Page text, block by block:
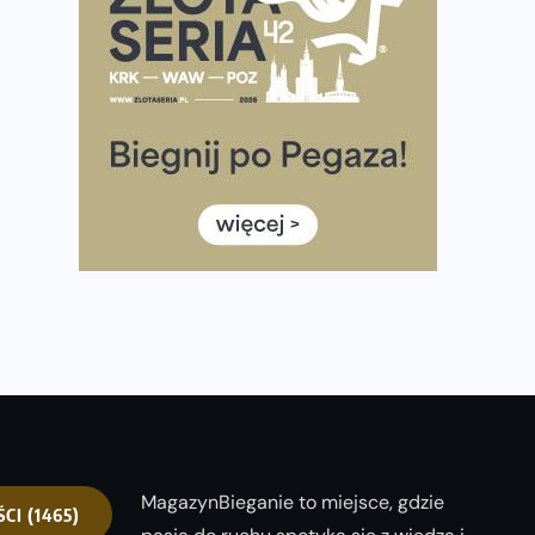
Największy Bieg Powstania Warszawskiego w historii.
Ponad 12 tysięcy uczestników pobiegło dla Bohaterów!
Co ma dużo białka? Produkty, które warto włączyć do
Rozbiegany Olsztyn szykuje się na weekend z
(1465)
MagazynBieganie to miejsce, gdzie